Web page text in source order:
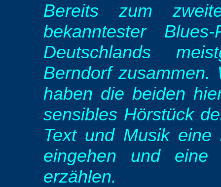
Bereits zum
bekanntester
Deutschlands
Berndorf zusammen.
haben die beiden
sensibles Hörstück
Text und Musik eine
eingehen und eine
erzählen.